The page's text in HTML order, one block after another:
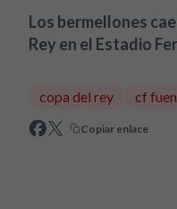
Los bermellones
Rey en el Estadio
copa del rey cf
Copiar enlace